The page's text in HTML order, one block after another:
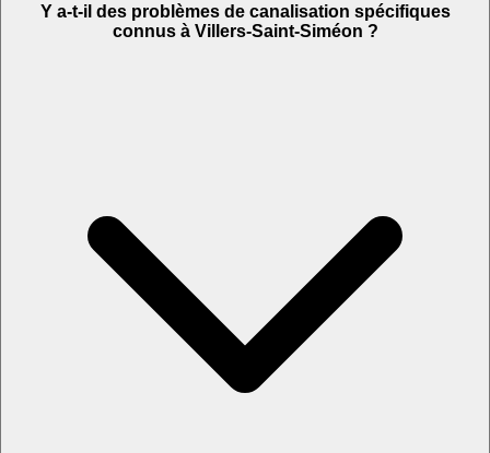
Y a-t-il des problèmes de canalisation spécifiques
connus à Villers-Saint-Siméon ?